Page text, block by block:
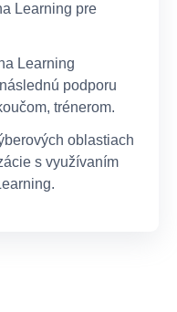
Learning pre
Learning
podporu
trénerom.
oblastiach
s využívaním